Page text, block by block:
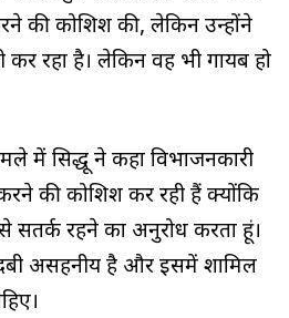
की कोशिश की, लेकिन उन्होंने
कर रहा है। लेकिन वह भी गायब हो
में सिद्धू ने कहा विभाजनकारी
की कोशिश कर रही हैं क्योंकि
रहने का अनुरोध करता हूं।
असहनीय है और इसमें शामिल